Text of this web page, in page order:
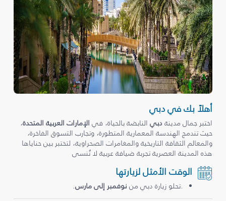
أهلاً بك في دبي
اختبر جمال مدينةدبيالنابضة بالحياة، في الإمارات العربية المتحدة،
حيث تندمج الهندسة المعمارية المتطورة، وتجارب التسوق الفاخرة،
والمعالم الثقافة التاريخية والمغامرات الصحراوية، لتختبر بين حناياها
هذه المدينة العصرية تجربة ضيافة عربية لا تُنسى
الوقت الأمثل لزيارتها
.تحلو زيارة دبي من نوفمبر إلى مارس.